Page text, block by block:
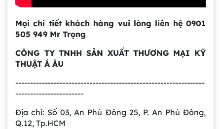
Mọi chi tiết khách hàng vui lòng liên hệ 0901
505 949 Mr Trọng
CÔNG TY TNHH SẢN XUẤT THƯƠNG MẠI KỸ
THUẬT Á ÂU
----------------------------------------------------------------
-----------------------
Địa chỉ: Số 03, An Phú Đông 25, P. An Phú Đông,
Q.12, Tp.HCM
Bồn Khuấy Phụ Gia Sơn - Giải Pháp Tối Ưu
Cho Ngành Sơn Phủ
Dự án máy khuấy trộn bồn bể công nghiệp
Bồn khuấy thực phẩm 8000 lít là gì? Cấu tạo,
đặc điểm và lý do nên dùng inox